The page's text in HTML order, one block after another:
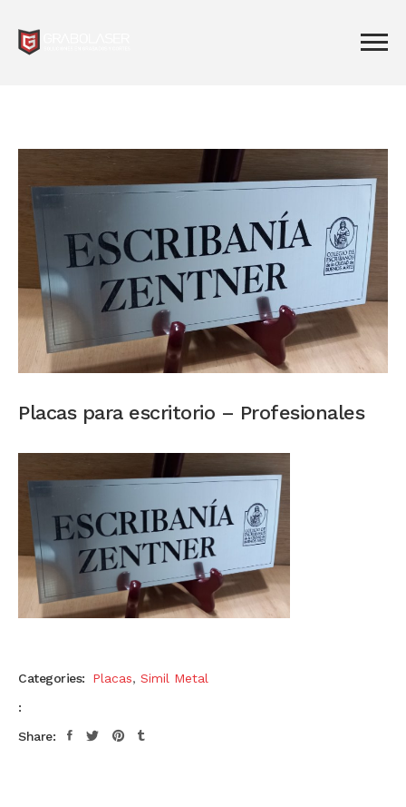
Placas para escritorio – Profesionales
Categories: Placas, Simil Metal
:
Share: